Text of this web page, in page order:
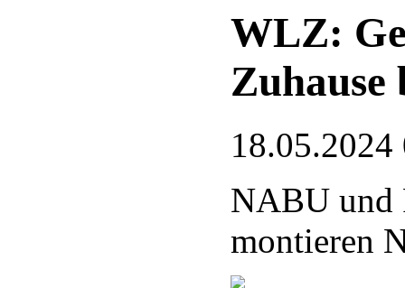
WLZ:
Zuhause
18.05.2024
NABU und
montieren